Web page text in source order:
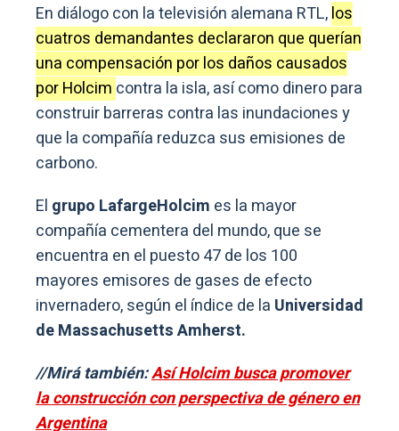
En diálogo con la televisión alemana RTL,los
cuatros demandantes declararon que querían
una compensación por los daños causados
por Holcim contra la isla, así como dinero para
construir barreras contra las inundaciones y
que la compañía reduzca sus emisiones de
carbono.
El grupo LafargeHolcim es la mayor
compañía cementera del mundo, que se
encuentra en el puesto 47 de los 100
mayores emisores de gases de efecto
invernadero, según el índice de la Universidad
de Massachusetts Amherst.
//Mirá también:Así Holcim busca promover
la construcción con perspectiva de género en
Argentina